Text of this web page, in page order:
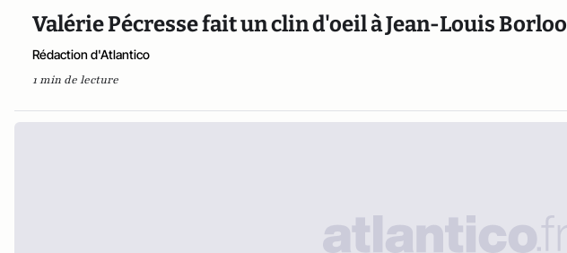
Valérie Pécresse fait un clin d'oeil à Jean-Louis Borloo
Rédaction d'Atlantico
1 min de lecture